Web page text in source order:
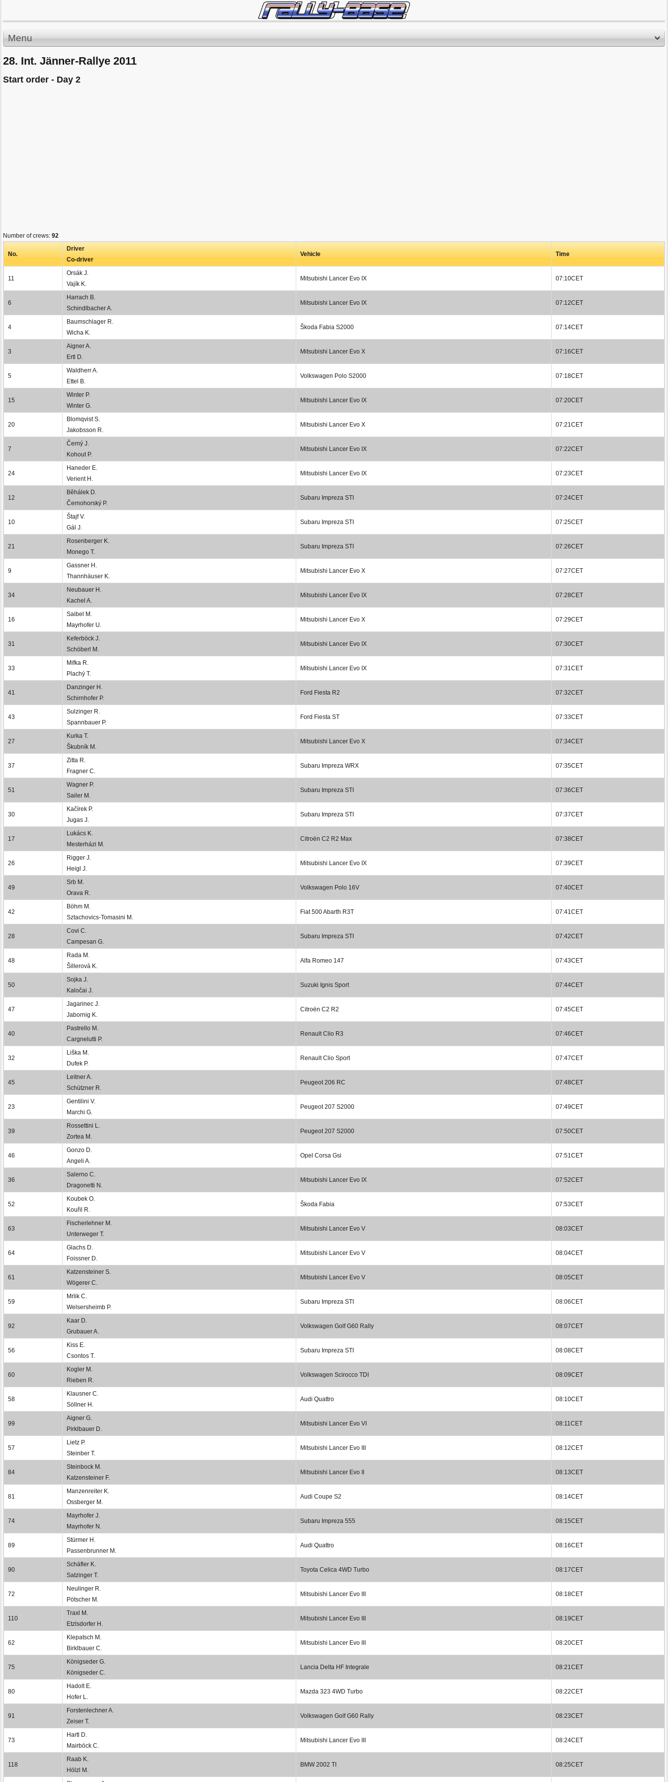
Menu
28. Int. Jänner-Rallye 2011
Start order - Day 2
Number of crews: 92
No.
Driver
Co-driver
Vehicle Time
11
Orsák J.
Vajík K.
Mitsubishi Lancer Evo IX 07:10CET
6
Harrach B.
Schindlbacher A.
Mitsubishi Lancer Evo IX 07:12CET
4
Baumschlager R.
Wicha K.
Škoda Fabia S2000 07:14CET
3
Aigner A.
Ertl D.
Mitsubishi Lancer Evo X 07:16CET
5
Waldherr A.
Ettel B.
Volkswagen Polo S2000 07:18CET
15
Winter P.
Winter G.
Mitsubishi Lancer Evo IX 07:20CET
20
Blomqvist S.
Jakobsson R.
Mitsubishi Lancer Evo X 07:21CET
7
Černý J.
Kohout P.
Mitsubishi Lancer Evo IX 07:22CET
24
Haneder E.
Verient H.
Mitsubishi Lancer Evo IX 07:23CET
12
Běhálek D.
Černohorský P.
Subaru Impreza STI 07:24CET
10
Štajf V.
Gál J.
Subaru Impreza STI 07:25CET
21
Rosenberger K.
Monego T.
Subaru Impreza STI 07:26CET
9
Gassner H.
Thannhäuser K.
Mitsubishi Lancer Evo X 07:27CET
34
Neubauer H.
Kachel A.
Mitsubishi Lancer Evo IX 07:28CET
16
Saibel M.
Mayrhofer U.
Mitsubishi Lancer Evo X 07:29CET
31
Keferböck J.
Schöberl M.
Mitsubishi Lancer Evo IX 07:30CET
33
Mifka R.
Plachý T.
Mitsubishi Lancer Evo IX 07:31CET
41
Danzinger H.
Schirnhofer P.
Ford Fiesta R2 07:32CET
43
Sulzinger R.
Spannbauer P.
Ford Fiesta ST 07:33CET
27
Kurka T.
Škubník M.
Mitsubishi Lancer Evo X 07:34CET
37
Zitta R.
Fragner C.
Subaru Impreza WRX 07:35CET
51
Wagner P.
Sailer M.
Subaru Impreza STI 07:36CET
30
Kačírek P.
Jugas J.
Subaru Impreza STI 07:37CET
17
Lukács K.
Mesterházi M.
Citroën C2 R2 Max 07:38CET
26
Rigger J.
Heigl J.
Mitsubishi Lancer Evo IX 07:39CET
49
Srb M.
Orava R.
Volkswagen Polo 16V 07:40CET
42
Böhm M.
Sztachovics-Tomasini M.
Fiat 500 Abarth R3T 07:41CET
28
Covi C.
Campesan G.
Subaru Impreza STI 07:42CET
48
Rada M.
Šillerová K.
Alfa Romeo 147 07:43CET
50
Sojka J.
Kaločai J.
Suzuki Ignis Sport 07:44CET
47
Jagarinec J.
Jabornig K.
Citroën C2 R2 07:45CET
40
Pastrello M.
Cargnelutti P.
Renault Clio R3 07:46CET
32
Liška M.
Dufek P.
Renault Clio Sport 07:47CET
45
Leitner A.
Schützner R.
Peugeot 206 RC 07:48CET
23
Gentilini V.
Marchi G.
Peugeot 207 S2000 07:49CET
39
Rossettini L.
Zortea M.
Peugeot 207 S2000 07:50CET
46
Gonzo D.
Angeli A.
Opel Corsa Gsi 07:51CET
36
Salerno C.
Dragonetti N.
Mitsubishi Lancer Evo IX 07:52CET
52
Koubek O.
Kouřil R.
Škoda Fabia 07:53CET
63
Fischerlehner M.
Unterweger T.
Mitsubishi Lancer Evo V 08:03CET
64
Glachs D.
Foissner D.
Mitsubishi Lancer Evo V 08:04CET
61
Katzensteiner S.
Wögerer C.
Mitsubishi Lancer Evo V 08:05CET
59
Mrlik C.
Welsersheimb P.
Subaru Impreza STI 08:06CET
92
Kaar D.
Grubauer A.
Volkswagen Golf G60 Rally 08:07CET
56
Kiss E.
Csontos T.
Subaru Impreza STI 08:08CET
60
Kogler M.
Rieben R.
Volkswagen Scirocco TDI 08:09CET
58
Klausner C.
Söllner H.
Audi Quattro 08:10CET
99
Aigner G.
Pirklbauer D.
Mitsubishi Lancer Evo VI 08:11CET
57
Lietz P.
Steinber T.
Mitsubishi Lancer Evo III 08:12CET
84
Steinbock M.
Katzensteiner F.
Mitsubishi Lancer Evo II 08:13CET
81
Manzenreiter K.
Ossberger M.
Audi Coupe S2 08:14CET
74
Mayrhofer J.
Mayrhofer N.
Subaru Impreza 555 08:15CET
89
Stürmer H.
Passenbrunner M.
Audi Quattro 08:16CET
90
Schäfler K.
Satzinger T.
Toyota Celica 4WD Turbo 08:17CET
72
Neulinger R.
Pötscher M.
Mitsubishi Lancer Evo III 08:18CET
110
Traxl M.
Etzlsdorfer H.
Mitsubishi Lancer Evo III 08:19CET
62
Klepatsch M.
Birklbauer C.
Mitsubishi Lancer Evo III 08:20CET
75
Königseder G.
Königseder C.
Lancia Delta HF Integrale 08:21CET
80
Hadolt E.
Hofer L.
Mazda 323 4WD Turbo 08:22CET
91
Forstenlechner A.
Zeiser T.
Volkswagen Golf G60 Rally 08:23CET
73
Hartl D.
Mairböck C.
Mitsubishi Lancer Evo III 08:24CET
118
Raab K.
Hölzl M.
BMW 2002 TI 08:25CET